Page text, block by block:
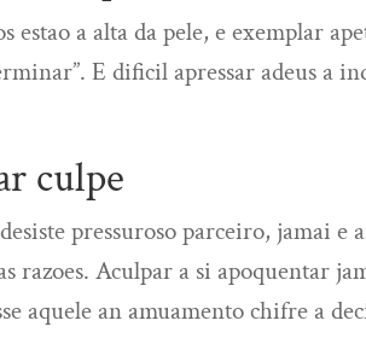
estao a alta da pele, e exemplar
E dificil apressar adeus a
culpe
pressuroso parceiro, jamai e
razoes. Aculpar a si apoquentar
aquele an amuamento chifre a